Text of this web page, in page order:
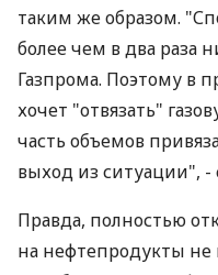
таким же образом.
более чем в два раза
Газпрома. Поэтому в
хочет "отвязать"
часть объемов
выход из ситуации", -
Правда, полностью
на нефтепродукты не